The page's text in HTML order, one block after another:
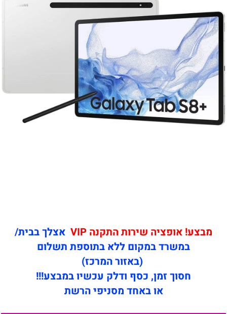
מבצע! אופציה שירות התקנה VIP
אצלך בבית/
במשרד במקום ללא בתוספת תשלום
(באזור המרכז)
חסוך זמן, כסף ודלק עכשיו במבצע!!!
או באחד מסניפי הרשת